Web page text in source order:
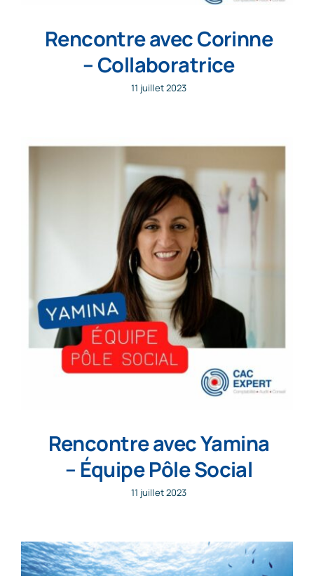
Rencontre avec Corinne
– Collaboratrice
11 juillet 2023
Rencontre avec Yamina
– Équipe Pôle Social
11 juillet 2023